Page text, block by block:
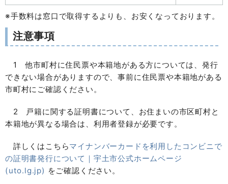
※手数料は窓口で取得するよりも、お安くなっております。
注意事項
1 他市町村に住民票や本籍地がある方については、発行
できない場合がありますので、事前に住民票や本籍地がある
市町村にご確認ください。
2 戸籍に関する証明書について、お住まいの市区町村と
本籍地が異なる場合は、利用者登録が必要です。
詳しくはこちらマイナンバーカードを利用したコンビニで
の証明書発行について｜宇土市公式ホームページ
(uto.lg.jp) をご確認ください。